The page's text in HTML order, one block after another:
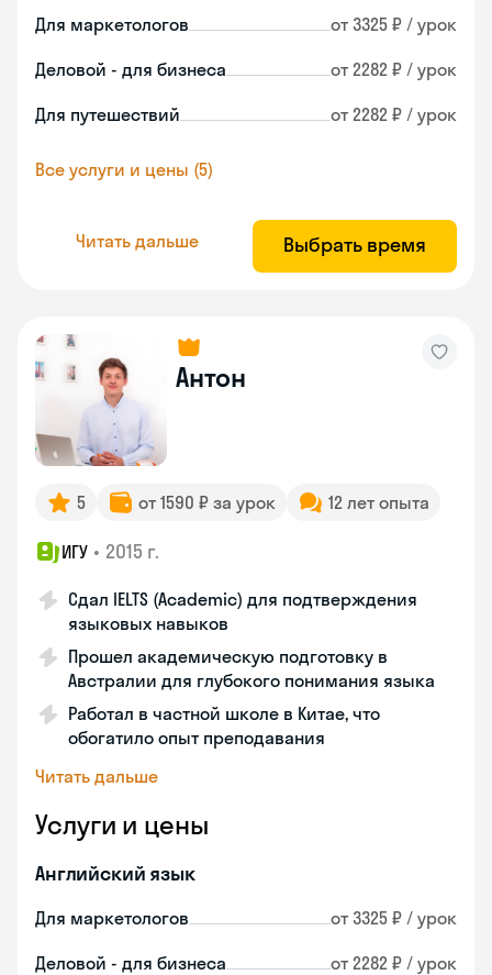
Для маркетологов от 3325 ₽ / урок
Деловой - для бизнеса от 2282 ₽ / урок
Для путешествий от 2282 ₽ / урок
Все услуги и цены (5)
Читать дальше Выбрать время
Антон
5 от 1590 ₽ за урок 12 лет опыта
ИГУ • 2015 г.
Сдал IELTS (Academic) для подтверждения
языковых навыков
Прошел академическую подготовку в
Австралии для глубокого понимания языка
Работал в частной школе в Китае, что
обогатило опыт преподавания
Читать дальше
Услуги и цены
Английский язык
Для маркетологов от 3325 ₽ / урок
Деловой - для бизнеса от 2282 ₽ / урок